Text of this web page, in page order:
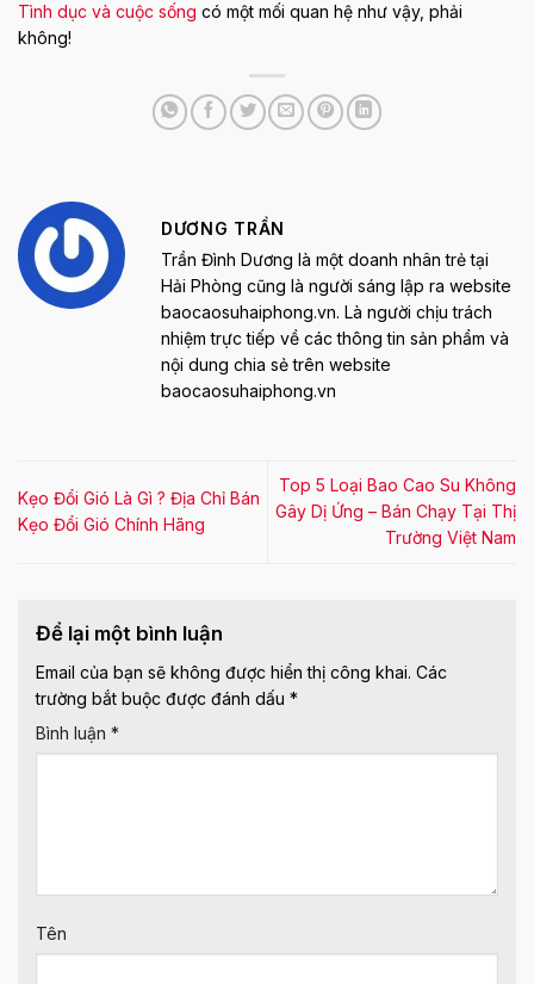
Tình dục và cuộc sống có một mối quan hệ như vậy, phải
không!
DƯƠNG TRẦN
Trần Đình Dương là một doanh nhân trẻ tại
Hải Phòng cũng là người sáng lập ra website
baocaosuhaiphong.vn. Là người chịu trách
nhiệm trực tiếp về các thông tin sản phẩm và
nội dung chia sẻ trên website
baocaosuhaiphong.vn
Kẹo Đổi Gió Là Gì ? Địa Chỉ Bán
Kẹo Đổi Gió Chính Hãng
Top 5 Loại Bao Cao Su Không
Gây Dị Ứng – Bán Chạy Tại Thị
Trường Việt Nam
Để lại một bình luận
Email của bạn sẽ không được hiển thị công khai. Các
trường bắt buộc được đánh dấu *
Bình luận *
Tên